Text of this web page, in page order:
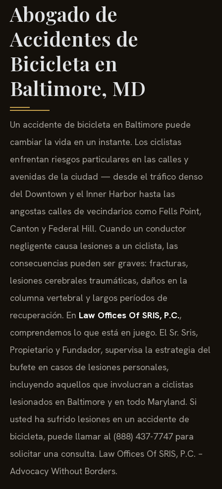
Abogado de
Accidentes de
Bicicleta en
Baltimore, MD
Un accidente de bicicleta en Baltimore puede
cambiar la vida en un instante. Los ciclistas
enfrentan riesgos particulares en las calles y
avenidas de la ciudad — desde el tráfico denso
del Downtown y el Inner Harbor hasta las
angostas calles de vecindarios como Fells Point,
Canton y Federal Hill. Cuando un conductor
negligente causa lesiones a un ciclista, las
consecuencias pueden ser graves: fracturas,
lesiones cerebrales traumáticas, daños en la
columna vertebral y largos períodos de
recuperación. En Law Offices Of SRIS, P.C.,
comprendemos lo que está en juego. El Sr. Sris,
Propietario y Fundador, supervisa la estrategia del
bufete en casos de lesiones personales,
incluyendo aquellos que involucran a ciclistas
lesionados en Baltimore y en todo Maryland. Si
usted ha sufrido lesiones en un accidente de
bicicleta, puede llamar al (888) 437-7747 para
solicitar una consulta. Law Offices Of SRIS, P.C. –
Advocacy Without Borders.